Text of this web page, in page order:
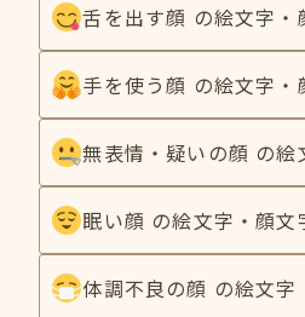
舌を出す顔 の絵文字・
手を使う顔 の絵文字・
無表情・疑いの顔 の絵
眠い顔 の絵文字・顔文
体調不良の顔 の絵文字